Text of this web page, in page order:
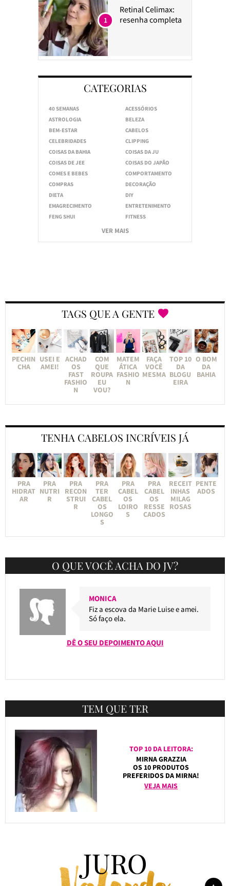
Retinal Celimax:
resenha completa
1
CATEGORIAS
40 SEMANAS
ACESSÓRIOS
ASTROLOGIA
BELEZA
BEM-ESTAR
CABELOS
CELEBRIDADES
CLIPPING
COISAS DA BAHIA
COISAS DA JU
COISAS DE JEE
COISAS DO JAPÃO
COMES E BEBES
COMPORTAMENTO
COMPRAS
DECORAÇÃO
DIETA
DIY
EMAGRECIMENTO
ENTRETENIMENTO
FENG SHUI
FITNESS
VER MAIS
TAGS QUE A GENTE
PECHIN
CHA
USEI E
AMEI!
ACHAD
OS
FAST
FASHIO
N
COM
QUE
ROUPA
EU
VOU?
MATEM
ÁTICA
FASHIO
N
FAÇA
VOCÊ
MESMA
TOP 10
DA
BLOGU
EIRA
O BOM
DA
BAHIA
TENHA CABELOS INCRÍVEIS JÁ
PRA
HIDRAT
AR
PRA
NUTRI
R
PRA
RECON
STRUI
R
PRA
TER
CABEL
OS
LONGO
S
PRA
CABEL
OS
LOIRO
S
PRA
CABEL
OS
RESSE
CADOS
RECEIT
INHAS
MILAG
ROSAS
PENTE
ADOS
O QUE VOCÊ ACHA DO JV?
MONICA
Fiz a escova da Marie Luise e amei.
Só faço ela.
DÊ O SEU DEPOIMENTO AQUI
TEM QUE TER
TOP 10 DA LEITORA:
MIRNA GRAZZIA
OS 10 PRODUTOS
PREFERIDOS DA MIRNA!
VEJA MAIS